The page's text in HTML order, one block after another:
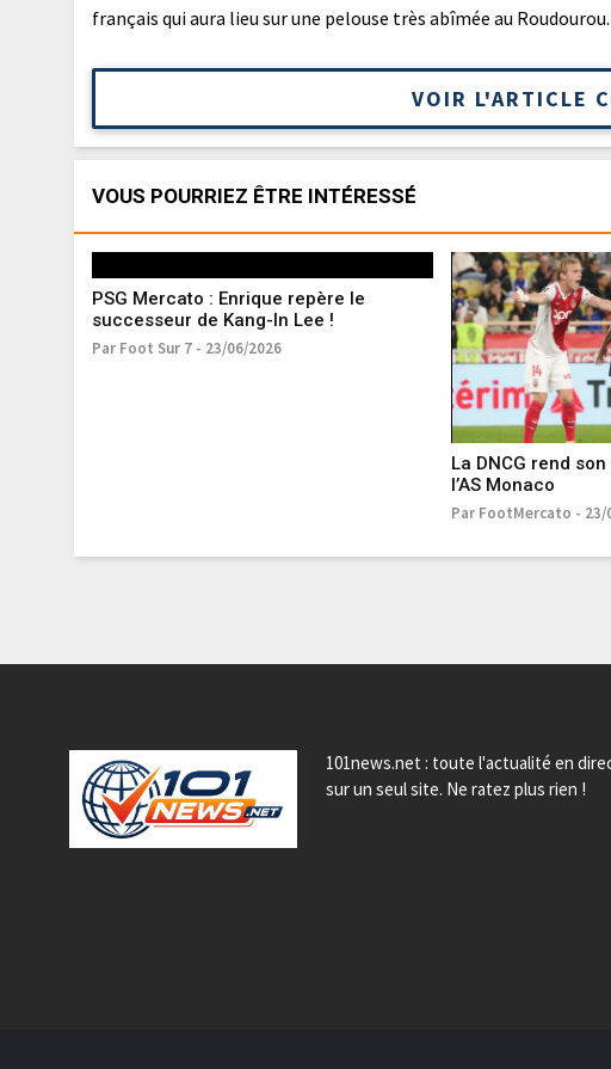
français qui aura lieu sur une pelouse très abîmée au
VOIR L'ARTICLE
VOUS POURRIEZ ÊTRE INTÉRESSÉ
PSG Mercato : Enrique repère le
successeur de Kang-In Lee !
Par Foot Sur 7 - 23/06/2026
La DNCG rend
l’AS Monaco
Par FootMercato - 23/
101news.net : toute l'actualité en
sur un seul site. Ne ratez plus rien !